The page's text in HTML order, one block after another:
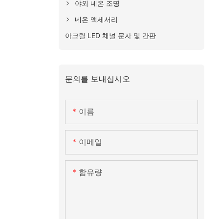
야외 네온 조명
네온 액세서리
아크릴 LED 채널 문자 및 간판
문의를 보내십시오
이름
이메일
함유량